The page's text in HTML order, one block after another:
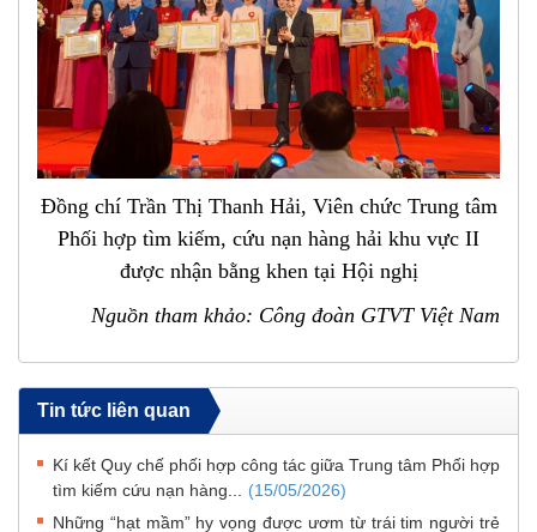
Đồng chí Trần Thị Thanh Hải, Viên chức Trung tâm
Phối hợp tìm kiếm, cứu nạn hàng hải khu vực II
được nhận bằng khen tại Hội nghị
Nguồn tham khảo: Công đoàn GTVT Việt Nam
Tin tức liên quan
Kí kết Quy chế phối hợp công tác giữa Trung tâm Phối hợp
tìm kiếm cứu nạn hàng...
(15/05/2026)
Những “hạt mầm” hy vọng được ươm từ trái tim người trẻ